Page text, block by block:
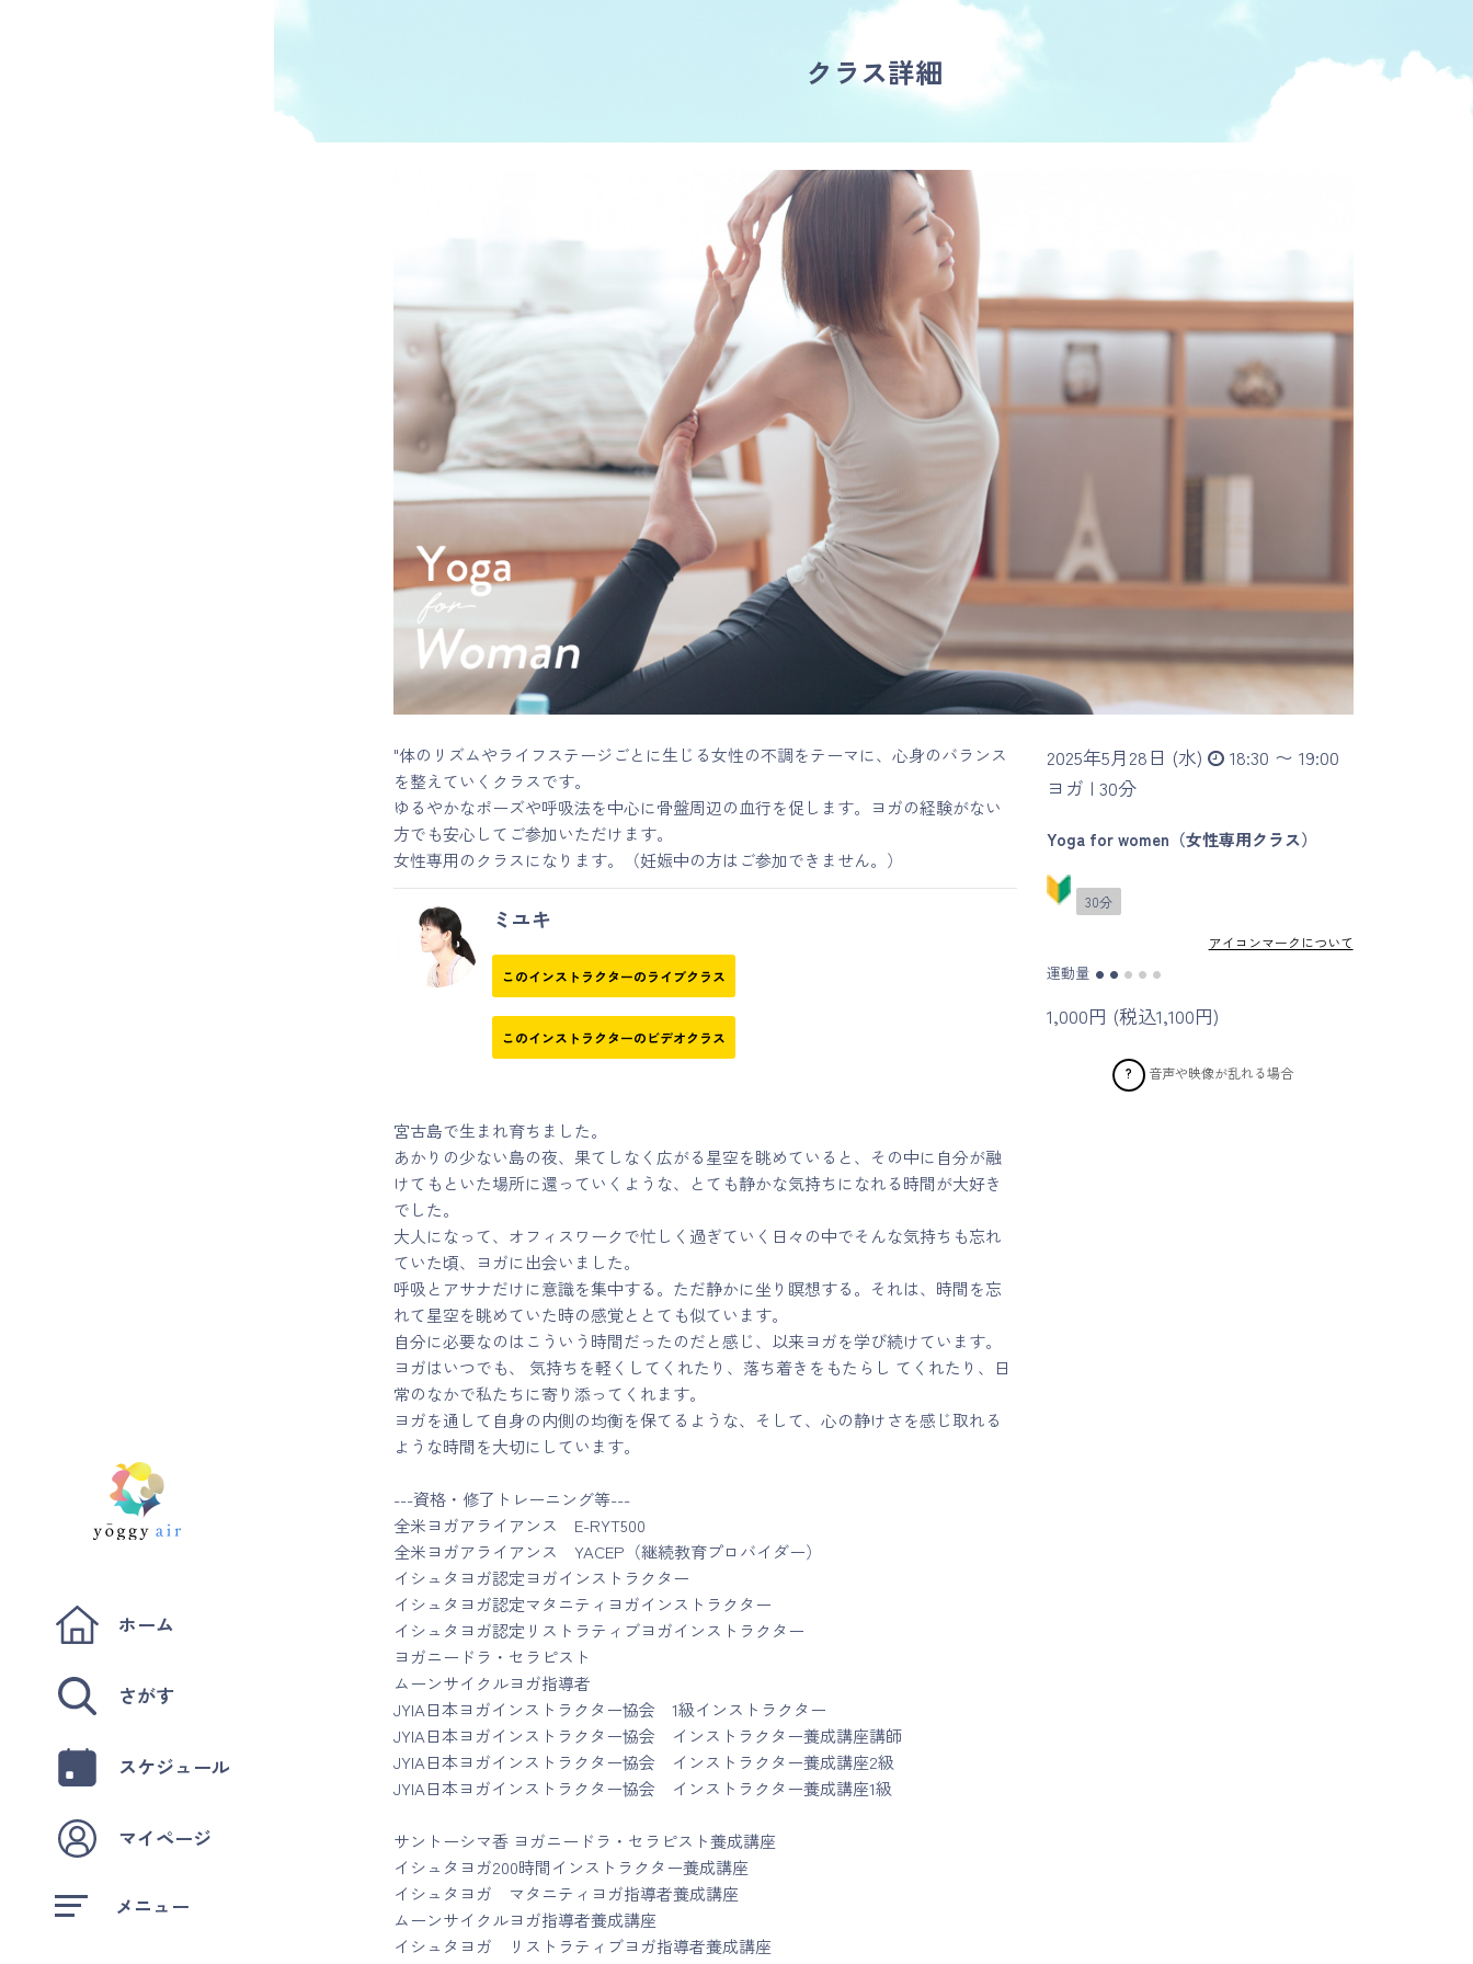
ホーム
さがす
スケジュール
マイページ
メニュー
特定商取引にかかわる表示
クラス詳細
2025年5月28日 (水)
18:30 〜 19:00
ヨガ | 30分
Yoga for women（女性専用クラス）
30分
アイコンマークについて
運動量 ● ● ● ● ●
1,000円 (税込1,100円)
? 音声や映像が乱れる場合
"体のリズムやライフステージごとに生じる女性の不調をテーマに、心身のバランス
を整えていくクラスです。
ゆるやかなポーズや呼吸法を中心に骨盤周辺の血行を促します。ヨガの経験がない
方でも安心してご参加いただけます。
女性専用のクラスになります。（妊娠中の方はご参加できません。）
ミユキ
このインストラクターのライブクラス
このインストラクターのビデオクラス
宮古島で生まれ育ちました。
あかりの少ない島の夜、果てしなく広がる星空を眺めていると、その中に自分が融
けてもといた場所に還っていくような、とても静かな気持ちになれる時間が大好き
でした。
大人になって、オフィスワークで忙しく過ぎていく日々の中でそんな気持ちも忘れ
ていた頃、ヨガに出会いました。
呼吸とアサナだけに意識を集中する。ただ静かに坐り瞑想する。それは、時間を忘
れて星空を眺めていた時の感覚ととても似ています。
自分に必要なのはこういう時間だったのだと感じ、以来ヨガを学び続けています。
ヨガはいつでも、 気持ちを軽くしてくれたり、落ち着きをもたらし てくれたり、日
常のなかで私たちに寄り添ってくれます。
ヨガを通して自身の内側の均衡を保てるような、そして、心の静けさを感じ取れる
ような時間を大切にしています。
---資格・修了トレーニング等---
全米ヨガアライアンス E-RYT500
全米ヨガアライアンス YACEP（継続教育プロバイダー）
イシュタヨガ認定ヨガインストラクター
イシュタヨガ認定マタニティヨガインストラクター
イシュタヨガ認定リストラティブヨガインストラクター
ヨガニードラ・セラピスト
ムーンサイクルヨガ指導者
JYIA日本ヨガインストラクター協会 1級インストラクター
JYIA日本ヨガインストラクター協会 インストラクター養成講座講師
JYIA日本ヨガインストラクター協会 インストラクター養成講座2級
JYIA日本ヨガインストラクター協会 インストラクター養成講座1級
サントーシマ香 ヨガニードラ・セラピスト養成講座
イシュタヨガ200時間インストラクター養成講座
イシュタヨガ マタニティヨガ指導者養成講座
ムーンサイクルヨガ指導者養成講座
イシュタヨガ リストラティブヨガ指導者養成講座